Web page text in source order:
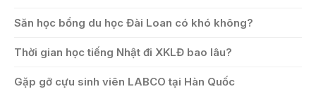
Săn học bổng du học Đài Loan có khó không?
Thời gian học tiếng Nhật đi XKLĐ bao lâu?
Gặp gỡ cựu sinh viên LABCO tại Hàn Quốc